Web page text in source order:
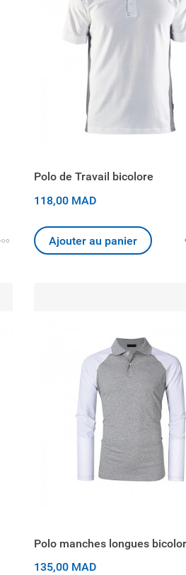
Polo de Travail bicolore
118,00 MAD
Ajouter au panier
Polo manches longues
135,00 MAD